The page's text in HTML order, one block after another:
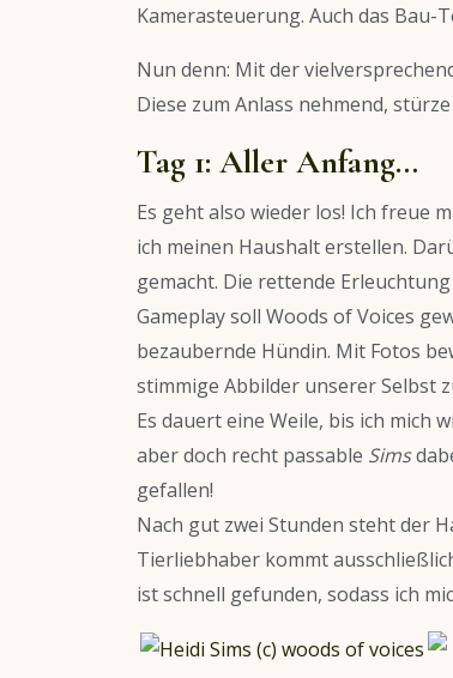
Kamerasteuerung. Auch das
Nun denn: Mit der
Diese zum Anlass nehmend,
Tag 1: Aller Anfang…
Es geht also wieder los! Ich freue
ich meinen Haushalt erstellen.
gemacht. Die rettende
Gameplay soll Woods of Voices
bezaubernde Hündin. Mit Fotos
stimmige Abbilder unserer Selbst
Es dauert eine Weile, bis ich mich
aber doch recht passable Sims
gefallen!
Nach gut zwei Stunden steht der
Tierliebhaber kommt
ist schnell gefunden, sodass ich